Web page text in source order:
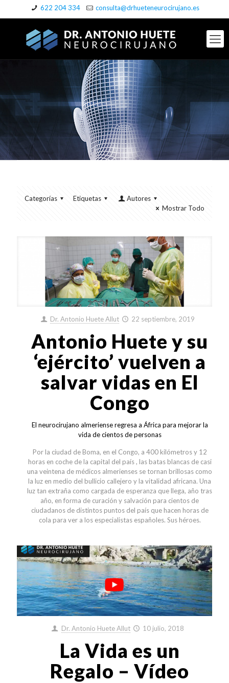
622 204 334 consulta@drhueteneurocirujano.es
Categorías Etiquetas
Autores
Mostrar Todo
Dr. Antonio Huete Allut 22 septiembre, 2019
Antonio Huete y su
‘ejército’ vuelven a
salvar vidas en El
Congo
El neurocirujano almeriense regresa a África para mejorar la
vida de cientos de personas
Por la ciudad de Boma, en el Congo, a 400 kilómetros y 12
horas en coche de la capital del país , las batas blancas de casi
una veintena de médicos almerienses se tornan brillosas como
la luz en medio del bullicio callejero y la vitalidad africana. Una
luz tan extraña como cargada de esperanza que llega, año tras
año, en forma de curación y salvación para cientos de
ciudadanos de distintos puntos del país que hacen horas de
cola para ver a los especialistas españoles. Sus héroes.
Dr. Antonio Huete Allut 10 julio, 2018
La Vida es un
Regalo – Vídeo